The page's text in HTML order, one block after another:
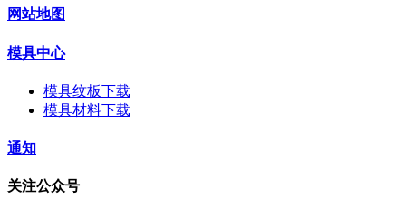
网站地图
模具中心
模具纹板下载
模具材料下载
通知
关注公众号